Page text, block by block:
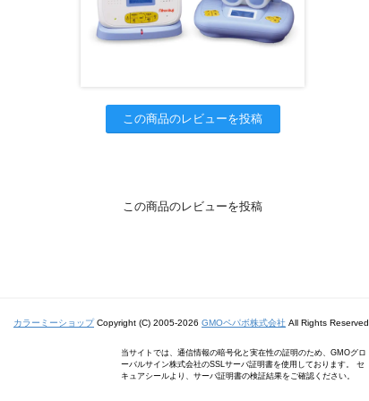
この商品のレビューを投稿
この商品のレビューを投稿
カラーミーショップCopyright (C) 2005-2026 GMOペパボ株式会社 All Rights Reserved.
当サイトでは、通信情報の暗号化と実在性の証明のため、GMOグロ
ーバルサイン株式会社のSSLサーバ証明書を使用しております。 セ
キュアシールより、サーバ証明書の検証結果をご確認ください。